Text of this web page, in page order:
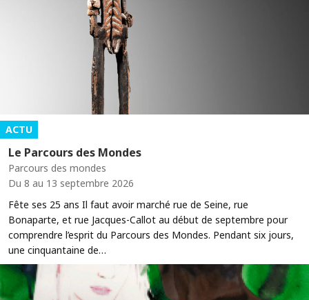
ACTU
Le Parcours des Mondes
Parcours des mondes
Du 8 au 13 septembre 2026
Fête ses 25 ans Il faut avoir marché rue de Seine, rue
Bonaparte, et rue Jacques-Callot au début de septembre pour
comprendre l’esprit du Parcours des Mondes. Pendant six jours,
une cinquantaine de…